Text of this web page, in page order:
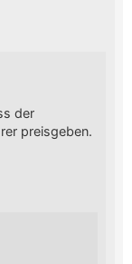
der
preisgeben.